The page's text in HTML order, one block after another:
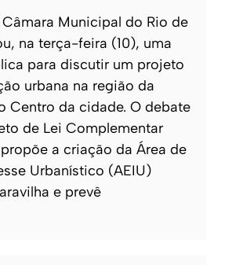
Municipal do Rio de
na terça-feira (10), uma
para discutir um projeto
urbana na região da
Centro da cidade. O debate
de Lei Complementar
a criação da Área de
Urbanístico (AEIU)
e prevê